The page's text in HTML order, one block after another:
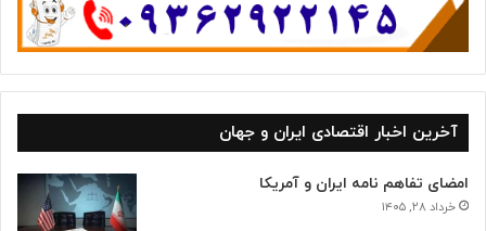
آخرین اخبار اقتصادی ایران و جهان
امضای تفاهم نامه ایران و آمریکا
خرداد ۲۸, ۱۴۰۵